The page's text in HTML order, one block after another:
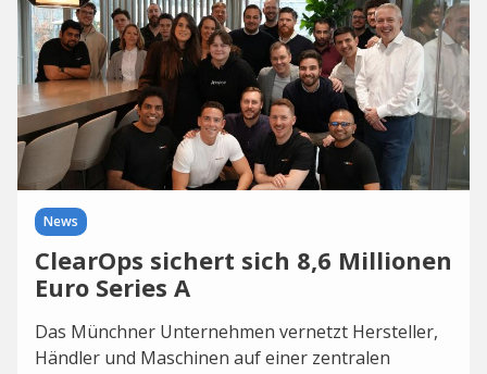
News
ClearOps sichert sich 8,6 Millionen
Euro Series A
Das Münchner Unternehmen vernetzt Hersteller,
Händler und Maschinen auf einer zentralen